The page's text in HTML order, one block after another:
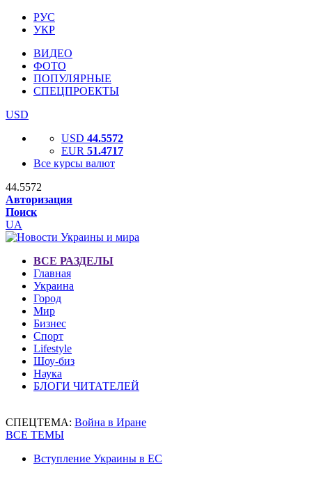
РУС
УКР
ВИДЕО
ФОТО
ПОПУЛЯРНЫЕ
СПЕЦПРОЕКТЫ
USD
USD 44.5572
EUR 51.4717
Все курсы валют
44.5572
Авторизация
Поиск
UA
ВСЕ РАЗДЕЛЫ
Главная
Украина
Город
Мир
Бизнес
Спорт
Lifestyle
Шоу-биз
Наука
БЛОГИ ЧИТАТЕЛЕЙ
СПЕЦТЕМА: Война в Иране
ВСЕ ТЕМЫ
Вступление Украины в ЕС